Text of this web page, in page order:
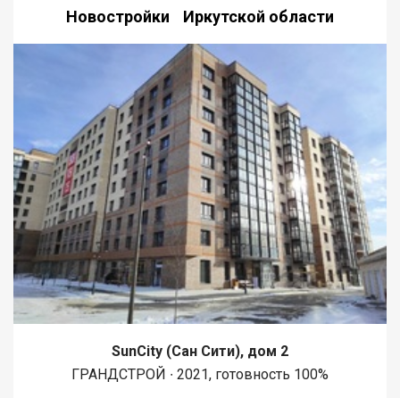
Новостройки Иркутской области
SunCity (Сан Сити), дом 2
ГРАНДСТРОЙ ∙ 2021, готовность 100%